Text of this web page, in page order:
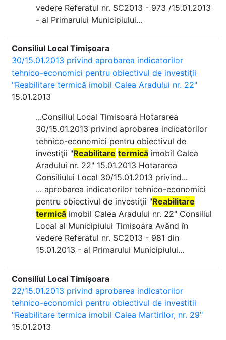
vedere Referatul nr. SC2013 - 973 /15.01.2013
- al Primarului Municipiului...
Consiliul Local Timișoara
30/15.01.2013 privind aprobarea indicatorilor
tehnico-economici pentru obiectivul de investiţii
"Reabilitare termică imobil Calea Aradului nr. 22"
15.01.2013
...Consiliul Local Timisoara Hotararea
30/15.01.2013 privind aprobarea indicatorilor
tehnico-economici pentru obiectivul de
investiţii "Reabilitare termică imobil Calea
Aradului nr. 22" 15.01.2013 Hotararea
Consiliului Local 30/15.01.2013 privind...
... aprobarea indicatorilor tehnico-economici
pentru obiectivul de investiţii "Reabilitare
termică imobil Calea Aradului nr. 22" Consiliul
Local al Municipiului Timisoara Având în
vedere Referatul nr. SC2013 - 981 din
15.01.2013 - al Primarului Municipiului...
Consiliul Local Timișoara
22/15.01.2013 privind aprobarea indicatorilor
tehnico-economici pentru obiectivul de investitii
"Reabilitare termica imobil Calea Martirilor, nr. 29"
15.01.2013